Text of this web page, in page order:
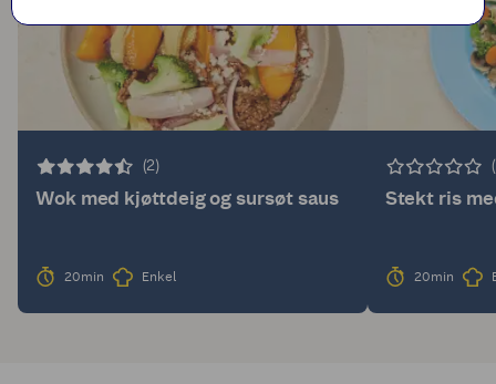
(2)
Wok med kjøttdeig og sursøt saus
20min Enkel
Stekt ris
20min